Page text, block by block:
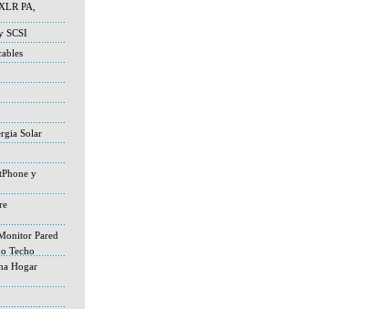
PA,
SCSI
Solar
y
Pared
Techo
Hogar